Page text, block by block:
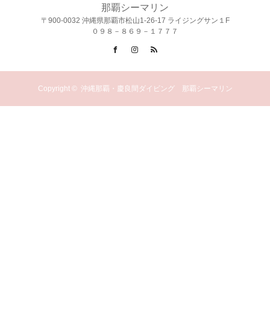
那覇シーマリン
〒900-0032 沖縄県那覇市松山1-26-17 ライジングサン１F
０９８－８６９－１７７７
FacebookInstagram
Copyright © 沖縄那覇・慶良間ダイビング 那覇シーマリン